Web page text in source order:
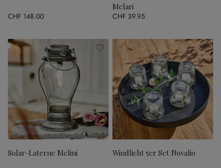
CHF 148.00
Melari
CHF 39.95
Solar-Laterne Melini Windlicht 5er Set Novalio